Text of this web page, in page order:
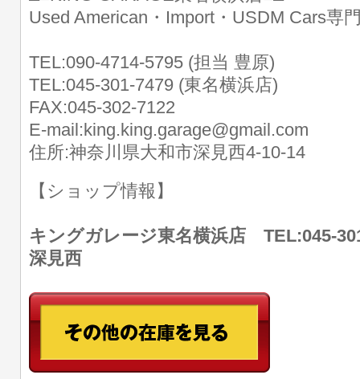
Used American・Import・USDM Cars専
TEL:090-4714-5795 (担当 豊原)
TEL:045-301-7479 (東名横浜店)
FAX:045-302-7122
E-mail:king.king.garage@gmail.com
住所:神奈川県大和市深見西4-10-14
【ショップ情報】
キングガレージ東名横浜店 TEL:045-
深見西